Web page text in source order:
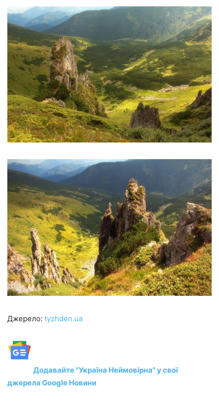
Джерело: tyzhden.ua
Додавайте "Україна Неймовірна" у свої
джерела Google Новини